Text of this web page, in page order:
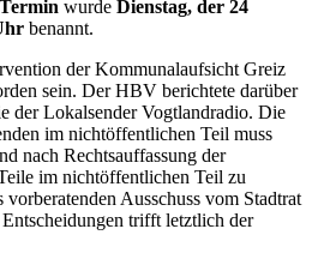
wurde Dienstag, der 24
benannt.
der Kommunalaufsicht Greiz
sein. Der HBV berichtete darüber
der Lokalsender Vogtlandradio. Die
im nichtöffentlichen Teil muss
nach Rechtsauffassung der
im nichtöffentlichen Teil zu
Ausschuss vom Stadtrat
trifft letztlich der